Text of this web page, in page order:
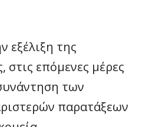
εξέλιξη της
επόμενες μέρες
των
παρατάξεων